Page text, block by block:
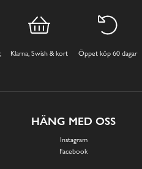
Klarna, Swish & kort Öppet köp 60 dagar
HÄNG MED OSS
Instagram
Facebook